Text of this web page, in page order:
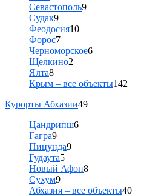
Севастополь9
Судак9
Феодосия10
Форос7
Черноморское6
Щелкино2
Ялта8
Крым – все объекты142
Курорты Абхазии49
Цандрипш6
Гагра9
Пицунда9
Гудаута5
Новый Афон8
Сухум9
Абхазия – все объекты40